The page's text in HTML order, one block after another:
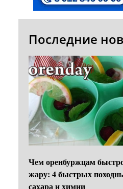
Последние
Чем оренбуржцам
жару: 4 быстрых
сахара и химии